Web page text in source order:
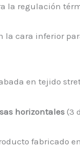
la regulación
la cara inferior
en tejido
horizontales(3
fabricado